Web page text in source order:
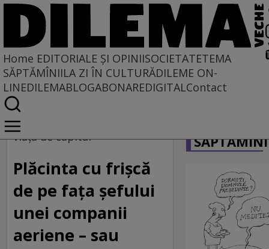
Home EDITORIALE ȘI OPINIISOCIETATETEMA
SĂPTĂMÎNIILA ZI ÎN CULTURĂDILEME ON-
LINEDILEMABLOGABONAREDIGITALContact
Home
EDITORIALE ȘI OPINII
PE CE LUME TRĂIM
viața de capital
Plăcinta cu frișcă
de pe fața șefului
unei companii
aeriene – sau